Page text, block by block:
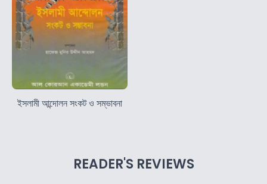
ইসলামী আন্দোলন সংকট ও সম্ভাবনা
READER'S REVIEWS